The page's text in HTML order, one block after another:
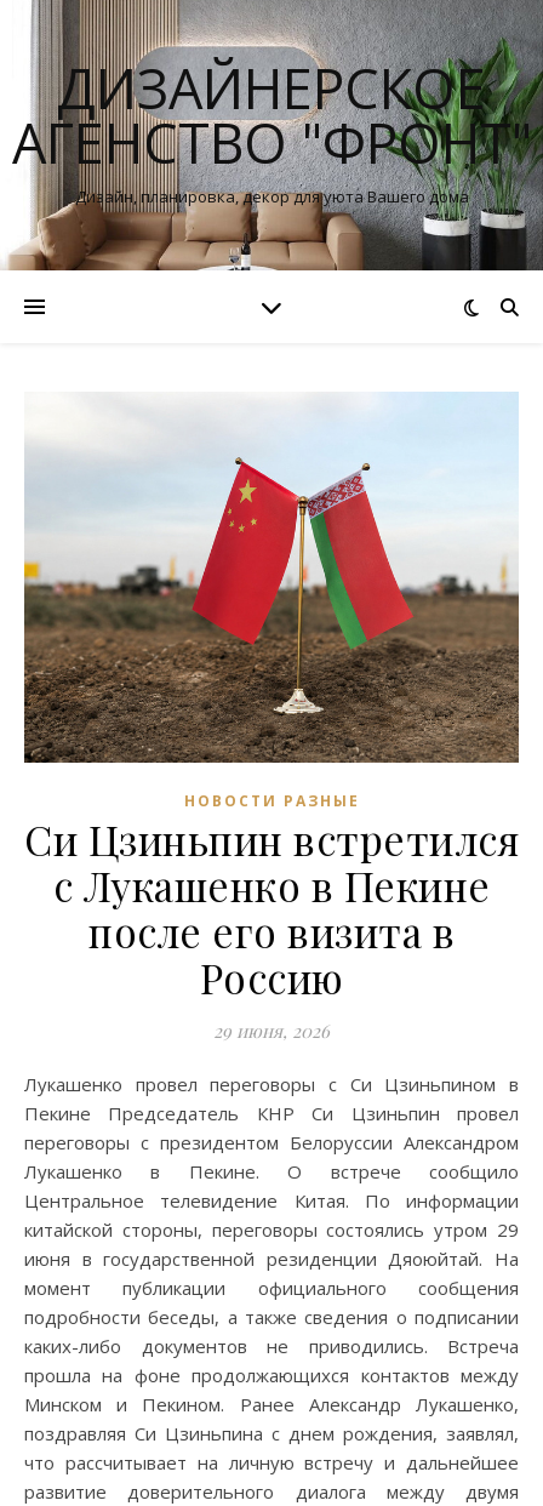
ДИЗАЙНЕРСКОЕ
АГЕНСТВО "ФРОНТ"
Дизайн, планировка, декор для уюта Вашего дома
НОВОСТИ РАЗНЫЕ
Си Цзиньпин встретился
с Лукашенко в Пекине
после его визита в
Россию
29 июня, 2026
Лукашенко провел переговоры с Си Цзиньпином в
Пекине Председатель КНР Си Цзиньпин провел
переговоры с президентом Белоруссии Александром
Лукашенко в Пекине. О встрече сообщило
Центральное телевидение Китая. По информации
китайской стороны, переговоры состоялись утром 29
июня в государственной резиденции Дяоюйтай. На
момент публикации официального сообщения
подробности беседы, а также сведения о подписании
каких-либо документов не приводились. Встреча
прошла на фоне продолжающихся контактов между
Минском и Пекином. Ранее Александр Лукашенко,
поздравляя Си Цзиньпина с днем рождения, заявлял,
что рассчитывает на личную встречу и дальнейшее
развитие доверительного диалога между двумя